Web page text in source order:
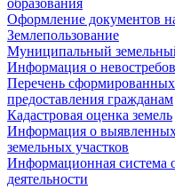
образования
Оформление документов
Землепользование
Муниципальный
Информация о
Перечень
предоставления гражданам
Кадастровая оценка земель
Информация о выявленных
земельных участков
Информационная система
деятельности